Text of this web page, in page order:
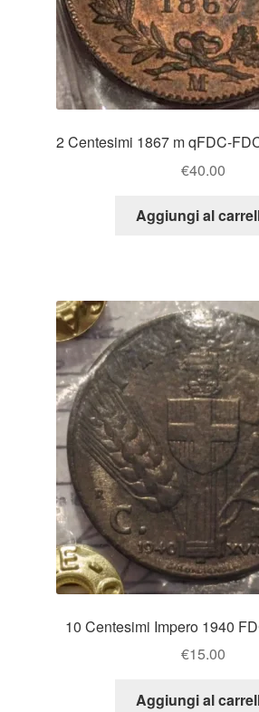
2 Centesimi 1867 m qFDC-
€40.00
Aggiungi al
10 Centesimi Impero 1940
€15.00
Aggiungi al